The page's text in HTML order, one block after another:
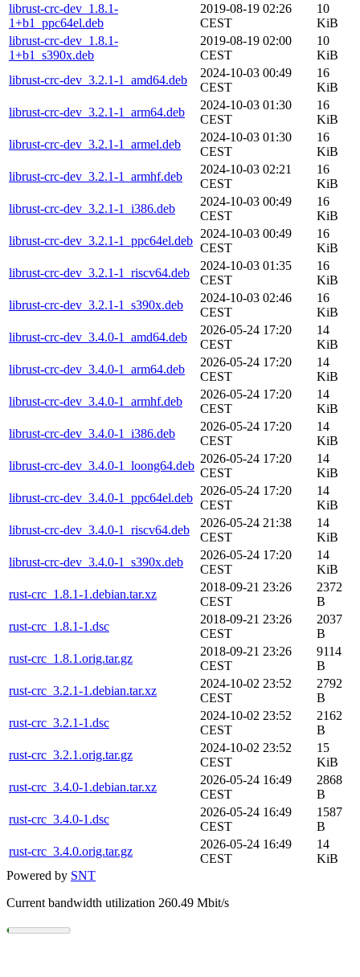
librust-crc-dev_1.8.1-
1+b1_ppc64el.deb
2019-08-19 02:26
CEST
10
KiB
librust-crc-dev_1.8.1-
1+b1_s390x.deb
2019-08-19 02:00
CEST
10
KiB
librust-crc-dev_3.2.1-1_amd64.deb
2024-10-03 00:49
CEST
16
KiB
librust-crc-dev_3.2.1-1_arm64.deb
2024-10-03 01:30
CEST
16
KiB
librust-crc-dev_3.2.1-1_armel.deb
2024-10-03 01:30
CEST
16
KiB
librust-crc-dev_3.2.1-1_armhf.deb
2024-10-03 02:21
CEST
16
KiB
librust-crc-dev_3.2.1-1_i386.deb
2024-10-03 00:49
CEST
16
KiB
librust-crc-dev_3.2.1-1_ppc64el.deb
2024-10-03 00:49
CEST
16
KiB
librust-crc-dev_3.2.1-1_riscv64.deb
2024-10-03 01:35
CEST
16
KiB
librust-crc-dev_3.2.1-1_s390x.deb
2024-10-03 02:46
CEST
16
KiB
librust-crc-dev_3.4.0-1_amd64.deb
2026-05-24 17:20
CEST
14
KiB
librust-crc-dev_3.4.0-1_arm64.deb
2026-05-24 17:20
CEST
14
KiB
librust-crc-dev_3.4.0-1_armhf.deb
2026-05-24 17:20
CEST
14
KiB
librust-crc-dev_3.4.0-1_i386.deb
2026-05-24 17:20
CEST
14
KiB
librust-crc-dev_3.4.0-1_loong64.deb
2026-05-24 17:20
CEST
14
KiB
librust-crc-dev_3.4.0-1_ppc64el.deb
2026-05-24 17:20
CEST
14
KiB
librust-crc-dev_3.4.0-1_riscv64.deb
2026-05-24 21:38
CEST
14
KiB
librust-crc-dev_3.4.0-1_s390x.deb
2026-05-24 17:20
CEST
14
KiB
rust-crc_1.8.1-1.debian.tar.xz
2018-09-21 23:26
CEST
2372
B
rust-crc_1.8.1-1.dsc
2018-09-21 23:26
CEST
2037
B
rust-crc_1.8.1.orig.tar.gz
2018-09-21 23:26
CEST
9114
B
rust-crc_3.2.1-1.debian.tar.xz
2024-10-02 23:52
CEST
2792
B
rust-crc_3.2.1-1.dsc
2024-10-02 23:52
CEST
2162
B
rust-crc_3.2.1.orig.tar.gz
2024-10-02 23:52
CEST
15
KiB
rust-crc_3.4.0-1.debian.tar.xz
2026-05-24 16:49
CEST
2868
B
rust-crc_3.4.0-1.dsc
2026-05-24 16:49
CEST
1587
B
rust-crc_3.4.0.orig.tar.gz
2026-05-24 16:49
CEST
14
KiB
Powered by SNT
Current bandwidth utilization 260.49 Mbit/s